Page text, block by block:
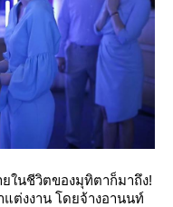
ยในชีวิตของมุทิตาก็มาถึง!
ต่งงาน โดยจ้างอานนท์